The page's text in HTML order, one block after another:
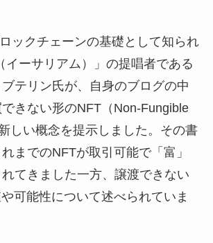
ックチェーンの基礎として知られ
イーサリアム）」の提唱者である
テリン氏が、自身のブログの中
きない形のNFT（Non-Fungible
しい概念を提示しました。その書
までのNFTが取引可能で「富」
てきました一方、譲渡できない
可能性について述べられていま